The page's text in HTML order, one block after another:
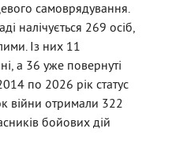
самоврядування.
налічується 269 осіб,
Із них 11
а 36 уже повернуті
по 2026 рік статус
війни отримали 322
бойових дій